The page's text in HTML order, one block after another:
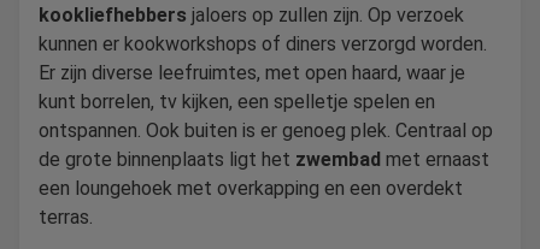
kookliefhebbers jaloers op zullen zijn. Op verzoek
kunnen er kookworkshops of diners verzorgd worden.
Er zijn diverse leefruimtes, met open haard, waar je
kunt borrelen, tv kijken, een spelletje spelen en
ontspannen. Ook buiten is er genoeg plek. Centraal op
de grote binnenplaats ligt het zwembad met ernaast
een loungehoek met overkapping en een overdekt
terras.